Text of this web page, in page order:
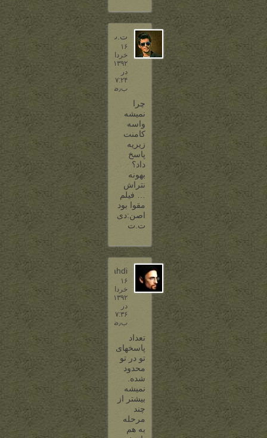
ت.ت
۱۶
خرداد
۱۳۹۲
در
۷:۲۴
ب٫ظ
چرا
نمیشه
واسه
کامنت
زیریه
پاسخ
داد؟
بهونه
نتراش
… فیلم
مقوا بود
اصن:دی
ت.ت
3DMahdi
۱۶
خرداد
۱۳۹۲
در
۷:۳۶
ب٫ظ
تعداد
پاسخهای
تو در تو
محدود
شده.
نمیشه
بیشتر از
چند
مرحله
به هم